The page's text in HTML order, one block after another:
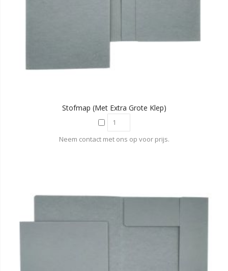
Stofmap (met Extra Grote Klep)
Neem contact met ons op voor prijs.